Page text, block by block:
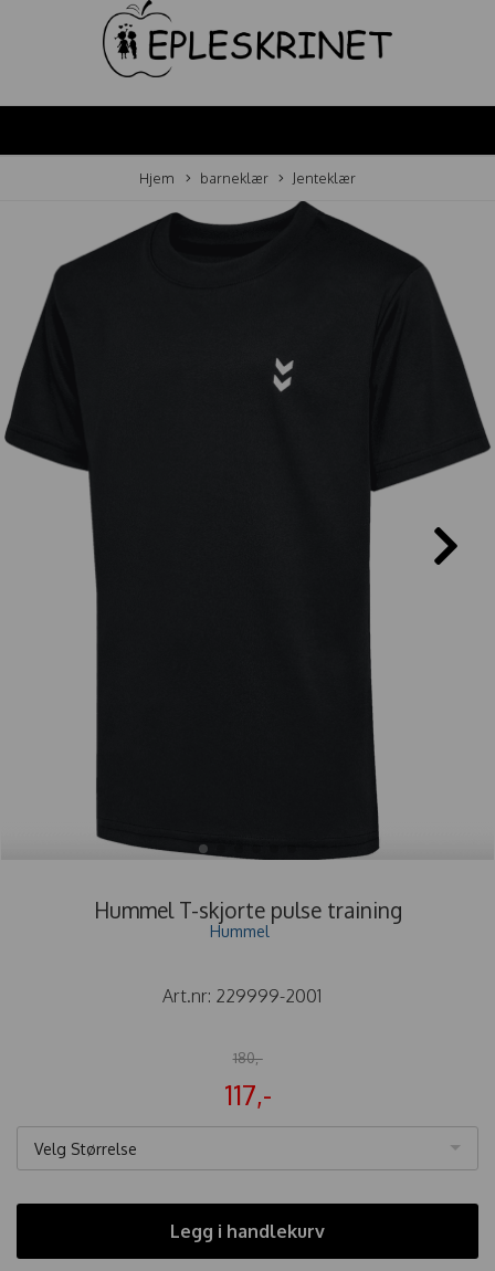
Hjem barneklær Jenteklær
Hummel T-skjorte pulse training
Hummel
Art.nr: 229999-2001
180,-
117,-
Velg Størrelse
Legg i handlekurv